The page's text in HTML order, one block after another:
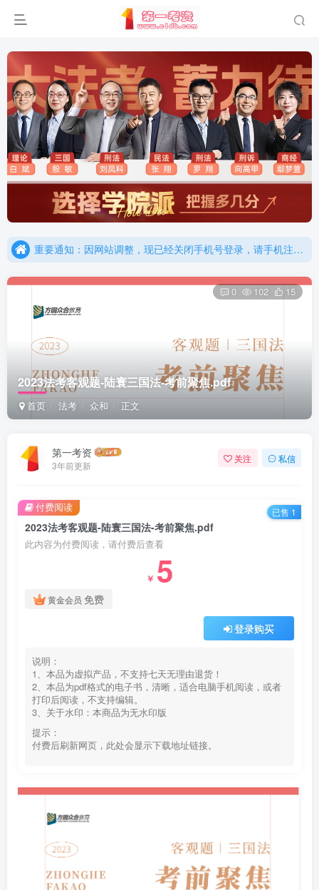
更新提示：已经更新部分机构主观题法考资料，推荐厚大的考点清单，高清版，特别适合学习！
重要通知：因网站调整，现已经关闭手机号登录，请手机注册用户及时添加客服微信（微信号：dykz180），客服会协助将登陆方式更改为邮箱登录！
更新提示：已经更新部分机构主观题法考资料，推荐厚大的考点清单，高清版，特别适合学习！
2023法考客观题-陆寰三国法-考前聚焦.pdf
首页 法考 众和 正文
0 102 15
第一考资
3年前更新
关注 私信
2023法考客观题-陆寰三国法-考前聚焦.pdf
此内容为付费阅读，请付费后查看
￥ 5
黄金会员 免费
登录购买
说明：
1、本品为虚拟产品，不支持七天无理由退货！
2、本品为pdf格式的电子书，清晰，适合电脑手机阅读，或者
打印后阅读，不支持编辑。
3、关于水印：本商品为无水印版
提示：
付费后刷新网页，此处会显示下载地址链接。
付费阅读 已售 1